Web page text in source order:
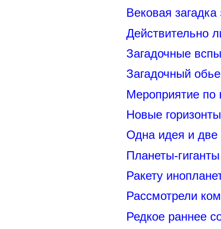
Вековая
Действительно
Загадочные
Загадочный
Мероприятие
Новые
Одна идея и две
Планеты-
Ракету
Рассмотрели
Редкое раннее